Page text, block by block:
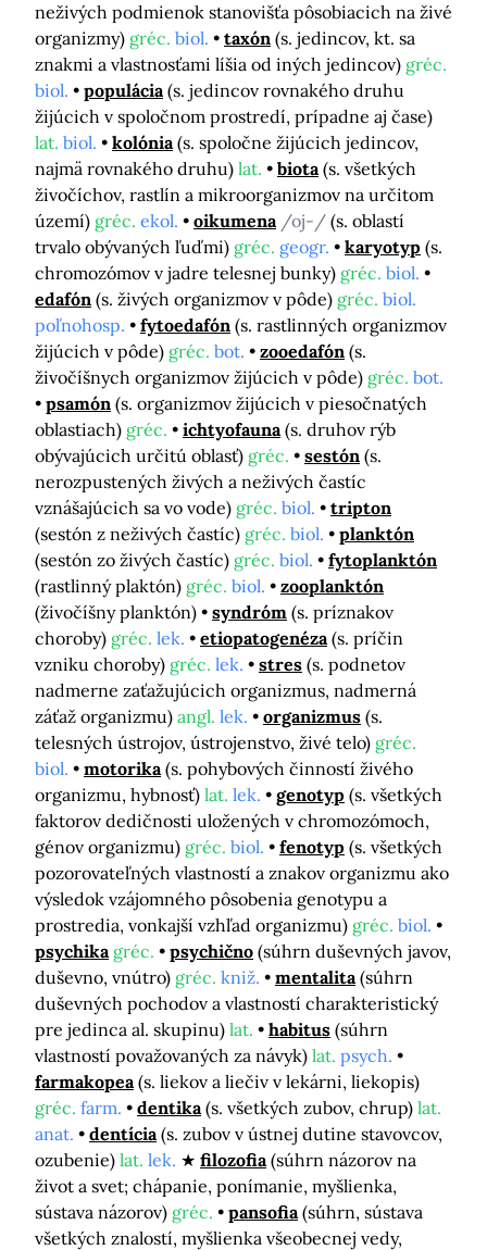
neživých podmienok stanovišťa pôsobiacich na živé
organizmy) gréc. biol. taxón (s. jedincov, kt. sa
znakmi a vlastnosťami líšia od iných jedincov) gréc.
biol.
populácia (s. jedincov rovnakého druhu
žijúcich v spoločnom prostredí, prípadne aj čase)
lat. biol. kolónia (s. spoločne žijúcich jedincov,
najmä rovnakého druhu) lat. biota (s. všetkých
živočíchov, rastlín a mikroorganizmov na určitom
území) gréc. ekol. oikumena /oj-/ (s. oblastí
trvalo obývaných ľuďmi) gréc. geogr. karyotyp (s.
chromozómov v jadre telesnej bunky) gréc. biol.
edafón (s. živých organizmov v pôde) gréc. biol.
poľnohosp.
fytoedafón (s. rastlinných organizmov
žijúcich v pôde) gréc. bot. zooedafón (s.
živočíšnych organizmov žijúcich v pôde) gréc. bot.
psamón (s. organizmov žijúcich v piesočnatých
oblastiach) gréc. ichtyofauna (s. druhov rýb
obývajúcich určitú oblasť) gréc. sestón (s.
nerozpustených živých a neživých častíc
vznášajúcich sa vo vode) gréc. biol.
tripton
(sestón z neživých častíc) gréc. biol.
planktón
(sestón zo živých častíc) gréc. biol.
fytoplanktón
(rastlinný plaktón) gréc. biol.
zooplanktón
(živočíšny planktón)
syndróm (s. príznakov
choroby) gréc. lek. etiopatogenéza (s. príčin
vzniku choroby) gréc. lek. stres (s. podnetov
nadmerne zaťažujúcich organizmus, nadmerná
záťaž organizmu) angl. lek. organizmus (s.
telesných ústrojov, ústrojenstvo, živé telo) gréc.
biol.
motorika (s. pohybových činností živého
organizmu, hybnosť) lat. lek. genotyp (s. všetkých
faktorov dedičnosti uložených v chromozómoch,
génov organizmu) gréc. biol. fenotyp (s. všetkých
pozorovateľných vlastností a znakov organizmu ako
výsledok vzájomného pôsobenia genotypu a
prostredia, vonkajší vzhľad organizmu) gréc. biol.
psychika gréc. psychično (súhrn duševných javov,
duševno, vnútro) gréc. kniž. mentalita (súhrn
duševných pochodov a vlastností charakteristický
pre jedinca al. skupinu) lat. habitus (súhrn
vlastností považovaných za návyk) lat. psych.
farmakopea (s. liekov a liečiv v lekárni, liekopis)
gréc. farm. dentika (s. všetkých zubov, chrup) lat.
anat.
dentícia (s. zubov v ústnej dutine stavovcov,
ozubenie) lat. lek. filozofia (súhrn názorov na
život a svet; chápanie, ponímanie, myšlienka,
sústava názorov) gréc. pansofia (súhrn, sústava
všetkých znalostí, myšlienka všeobecnej vedy,